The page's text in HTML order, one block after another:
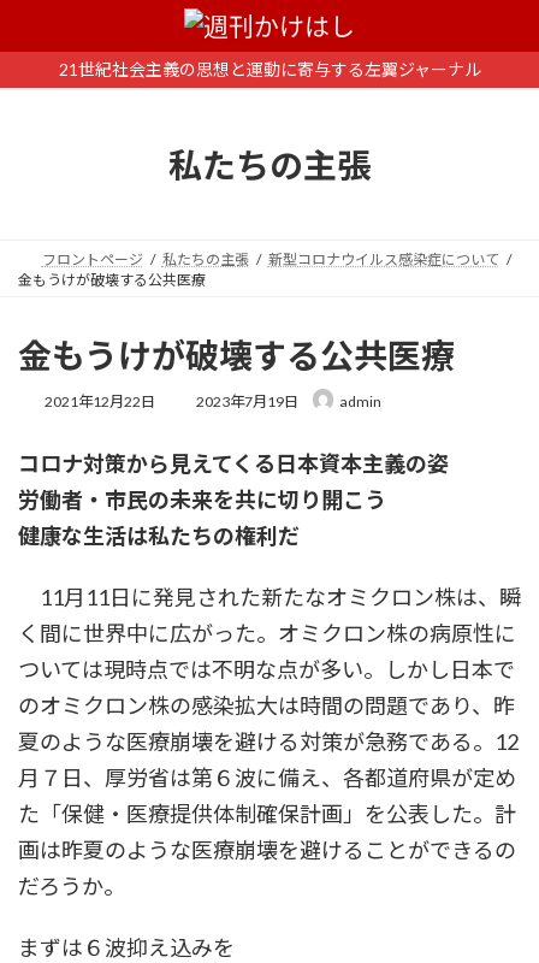
ン
ー
21世紀社会主義の思想と運動に寄与する左翼ジャーナル
私たちの主張
フロントページ 私たちの主張
新型コロナウイルス感染症について
金もうけが破壊する公共医療
金もうけが破壊する公共医療
2021年12月22日
最
新
時
:
2023年7月19日 admin
コロナ対策から見えてくる日本資本主義の姿
労働者・市民の未来を共に切り開こう
健康な生活は私たちの権利だ
11月11日に発見された新たなオミクロン株は、瞬
く間に世界中に広がった。オミクロン株の病原性に
ついては現時点では不明な点が多い。しかし日本で
のオミクロン株の感染拡大は時間の問題であり、昨
夏のような医療崩壊を避ける対策が急務である。12
月７日、厚労省は第６波に備え、各都道府県が定め
た「保健・医療提供体制確保計画」を公表した。計
画は昨夏のような医療崩壊を避けることができるの
だろうか。
まずは６波抑え込みを